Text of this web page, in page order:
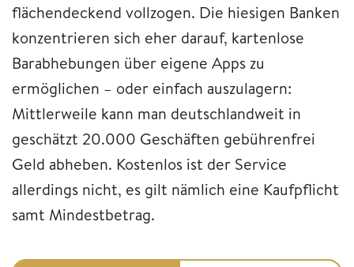
flächendeckend vollzogen. Die hiesigen Banken
konzentrieren sich eher darauf, kartenlose
Barabhebungen über eigene Apps zu
ermöglichen – oder einfach auszulagern:
Mittlerweile kann man deutschlandweit in
geschätzt 20.000 Geschäften gebührenfrei
Geld abheben. Kostenlos ist der Service
allerdings nicht, es gilt nämlich eine Kaufpflicht
samt Mindestbetrag.